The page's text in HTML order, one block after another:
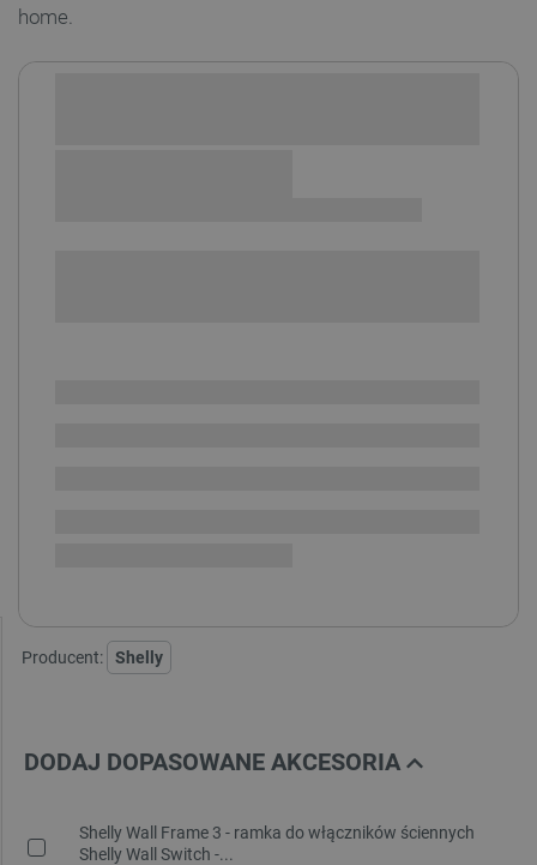
home.
Producent: Shelly
DODAJ DOPASOWANE AKCESORIA
Shelly Wall Frame 3 - ramka do włączników ściennych
Shelly Wall Switch -...